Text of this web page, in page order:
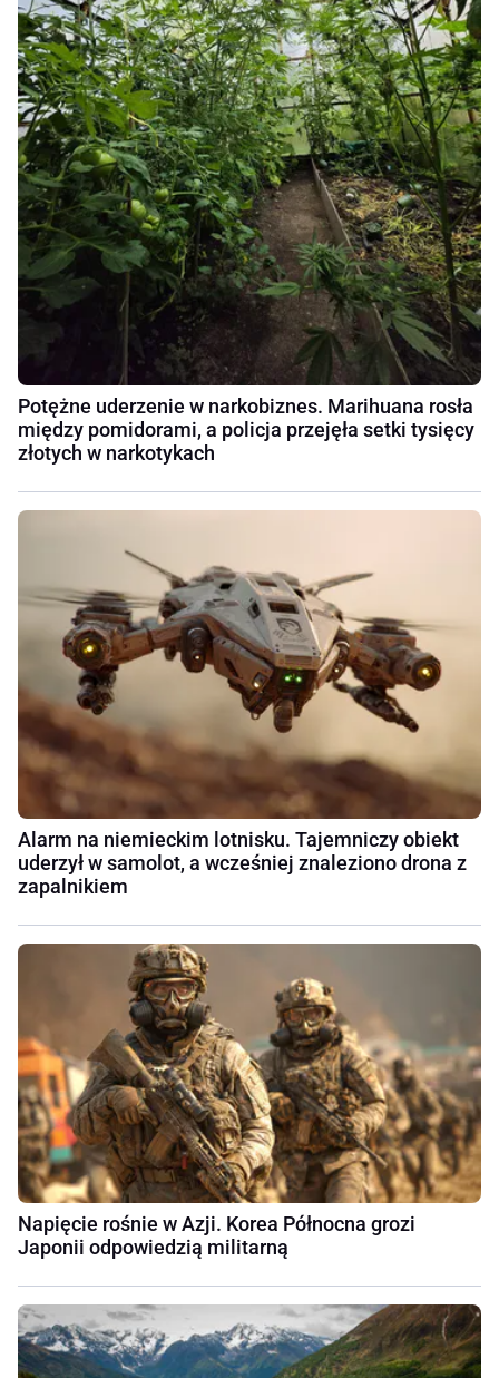
Potężne uderzenie w narkobiznes. Marihuana rosła
między pomidorami, a policja przejęła setki tysięcy
złotych w narkotykach
Alarm na niemieckim lotnisku. Tajemniczy obiekt
uderzył w samolot, a wcześniej znaleziono drona z
zapalnikiem
Napięcie rośnie w Azji. Korea Północna grozi
Japonii odpowiedzią militarną